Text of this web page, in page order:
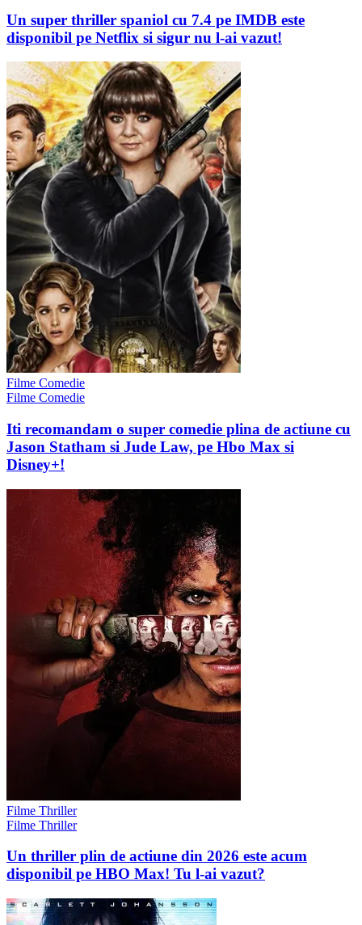
Un super thriller spaniol cu 7.4 pe IMDB este
disponibil pe Netflix si sigur nu l-ai vazut!
Filme Comedie
Filme Comedie
Iti recomandam o super comedie plina de actiune cu
Jason Statham si Jude Law, pe Hbo Max si
Disney+!
Filme Thriller
Filme Thriller
Un thriller plin de actiune din 2026 este acum
disponibil pe HBO Max! Tu l-ai vazut?